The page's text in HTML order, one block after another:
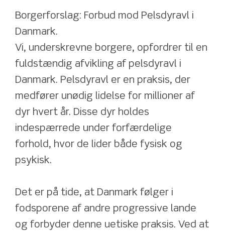
Borgerforslag: Forbud mod Pelsdyravl i
Danmark.
Vi, underskrevne borgere, opfordrer til en
fuldstændig afvikling af pelsdyravl i
Danmark. Pelsdyravl er en praksis, der
medfører unødig lidelse for millioner af
dyr hvert år. Disse dyr holdes
indespærrede under forfærdelige
forhold, hvor de lider både fysisk og
psykisk.
Det er på tide, at Danmark følger i
fodsporene af andre progressive lande
og forbyder denne uetiske praksis. Ved at